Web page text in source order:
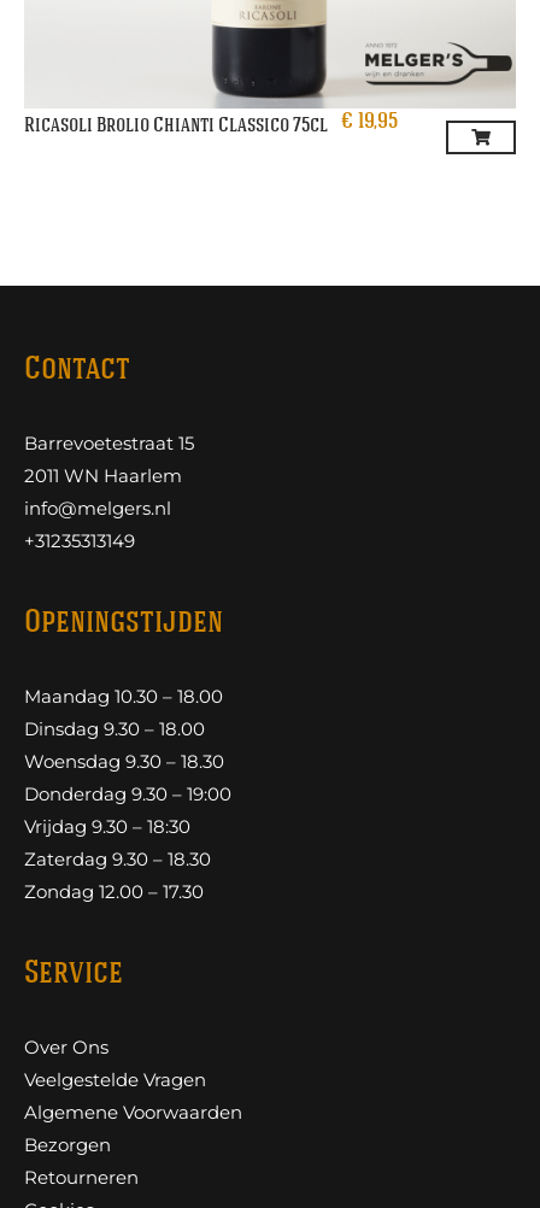
Ricasoli Brolio Chianti Classico 75cl € 19,95
Contact
Barrevoetestraat 15
2011 WN Haarlem
info@melgers.nl
+31235313149
Openingstijden
Maandag 10.30 – 18.00
Dinsdag 9.30 – 18.00
Woensdag 9.30 – 18.30
Donderdag 9.30 – 19:00
Vrijdag 9.30 – 18:30
Zaterdag 9.30 – 18.30
Zondag 12.00 – 17.30
Service
Over Ons
Veelgestelde Vragen
Algemene Voorwaarden
Bezorgen
Retourneren